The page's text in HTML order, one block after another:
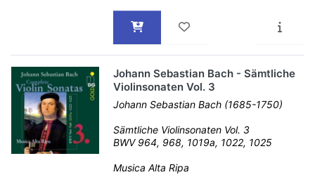
Johann Sebastian Bach - Sämtliche
Violinsonaten Vol. 3
Johann Sebastian Bach (1685-1750)
Sämtliche Violinsonaten Vol. 3
BWV 964, 968, 1019a, 1022, 1025
Musica Alta Ripa